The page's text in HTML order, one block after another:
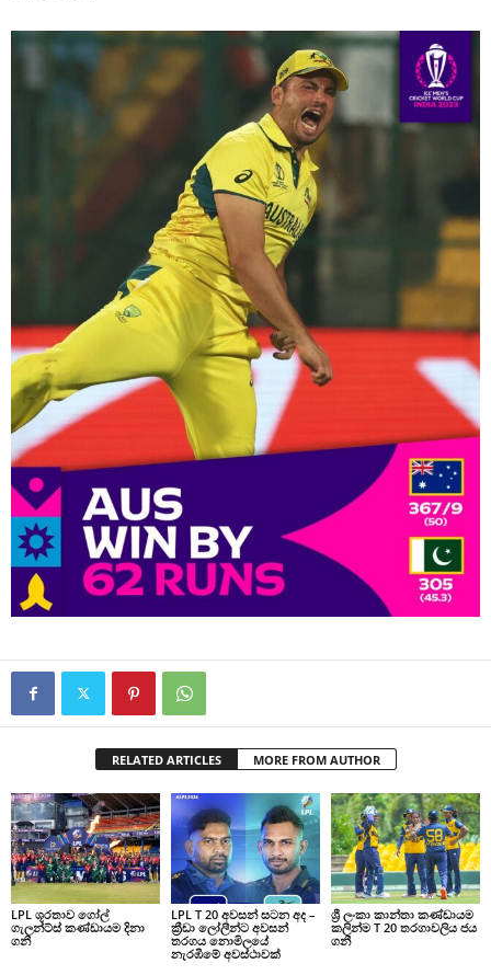
RELATED ARTICLES MORE FROM AUTHOR
LPL ශූරතාව ගෝල්
ගැලන්ට්ස් කණ්ඩායම දිනා
ගනී
LPL T 20 අවසන් සටන අද –
ක්‍රීඩා ලෝලීන්ට අවසන්
තරගය නොමිලයේ
නැරඹීමේ අවස්ථාවක්
ශ්‍රී ලංකා කාන්තා කණ්ඩායම
කලින්ම T 20 තරගාවලිය ජය
ගනී